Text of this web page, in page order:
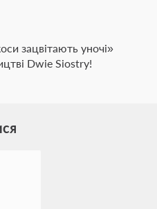
зацвітають уночі»
Dwie Siostry!